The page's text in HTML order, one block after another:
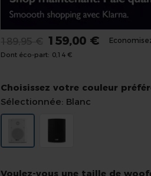
159,00 €
189,95 €
Dont éco-part: 0,14 €
Choisissez votre couleur
Sélectionnée: Blanc
Voulez-vous une taille de